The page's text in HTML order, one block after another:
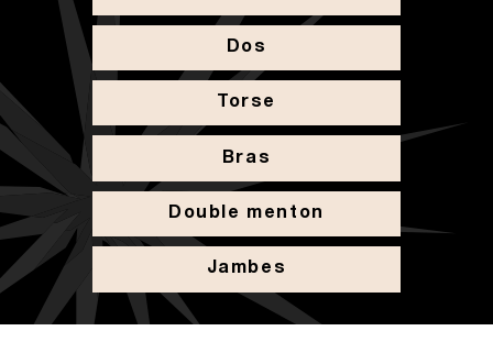
Dos
Torse
Bras
Double menton
Jambes